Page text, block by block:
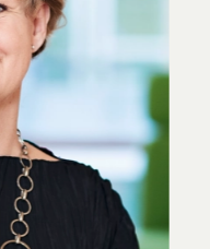
inkluderer
rapport.
runde, være
oktober 2022
over 2 mio.
være 3 spørgsmål,
Det drejer sig om